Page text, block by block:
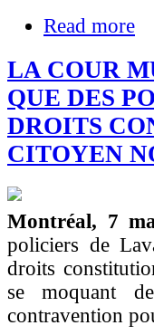
Read more
LA COUR
QUE DES
DROITS
CITOYEN
Montréal, 7
policiers de
droits
se moquant
contravention